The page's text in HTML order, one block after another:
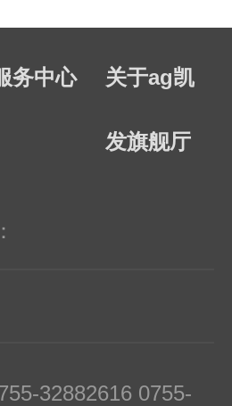
务中心 关于ag凯
发旗舰厅
32882616 0755-